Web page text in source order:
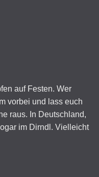
auf Festen. Wer
vorbei und lass euch
raus. In Deutschland,
im Dirndl. Vielleicht